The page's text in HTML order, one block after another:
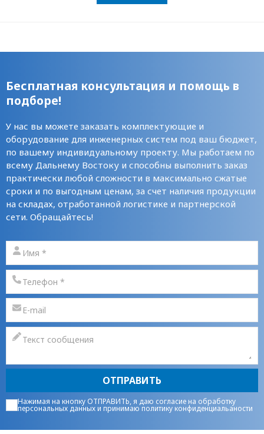
Бесплатная консультация и помощь в
подборе!
У нас вы можете заказать комплектующие и
оборудование для инженерных систем под ваш бюджет,
по вашему индивидуальному проекту. Мы работаем по
всему Дальнему Востоку и способны выполнить заказ
практически любой сложности в максимально сжатые
сроки и по выгодным ценам, за счет наличия продукции
на складах, отработанной логистике и партнерской
сети. Обращайтесь!
ОТПРАВИТЬ
Нажимая на кнопку ОТПРАВИТЬ, я даю согласие на обработку
персональных данныхи принимаюполитику конфиденциальаности